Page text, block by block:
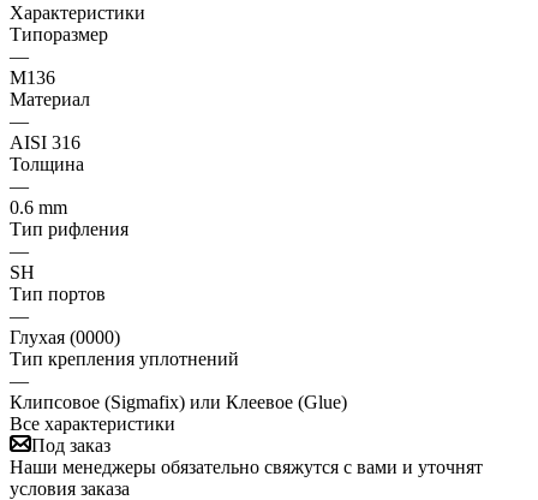
Характеристики
Типоразмер
—
M136
Материал
—
AISI 316
Толщина
—
0.6 mm
Тип рифления
—
SH
Тип портов
—
Глухая (0000)
Тип крепления уплотнений
—
Клипсовое (Sigmafix) или Клеевое (Glue)
Все характеристики
Под заказ
Наши менеджеры обязательно свяжутся с вами и уточнят
условия заказа